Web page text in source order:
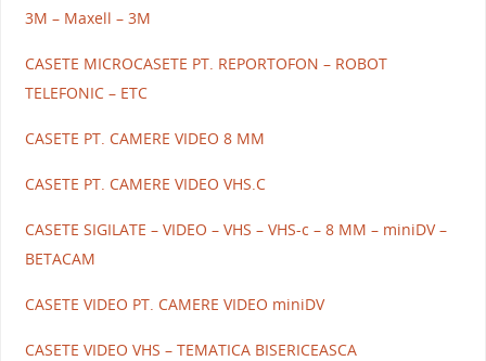
3M – Maxell – 3M
CASETE MICROCASETE PT. REPORTOFON – ROBOT
TELEFONIC – ETC
CASETE PT. CAMERE VIDEO 8 MM
CASETE PT. CAMERE VIDEO VHS.C
CASETE SIGILATE – VIDEO – VHS – VHS-c – 8 MM – miniDV –
BETACAM
CASETE VIDEO PT. CAMERE VIDEO miniDV
CASETE VIDEO VHS – TEMATICA BISERICEASCA